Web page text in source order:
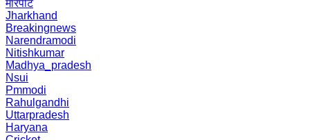
मारपीट
Jharkhand
Breakingnews
Narendramodi
Nitishkumar
Madhya_pradesh
Nsui
Pmmodi
Rahulgandhi
Uttarpradesh
Haryana